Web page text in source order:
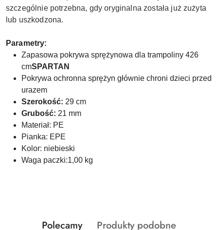
szczególnie potrzebna, gdy oryginalna została już zużyta
lub uszkodzona.
Parametry:
Zapasowa pokrywa sprężynowa dla trampoliny 426
cmSPARTAN
Pokrywa ochronna sprężyn głównie chroni dzieci przed
urazem
Szerokość: 29 cm
Grubość: 21 mm
Materiał: PE
Pianka: EPE
Kolor: niebieski
Waga paczki:1,00 kg
Produkty
Polecamy Produkty
Produkty podobne